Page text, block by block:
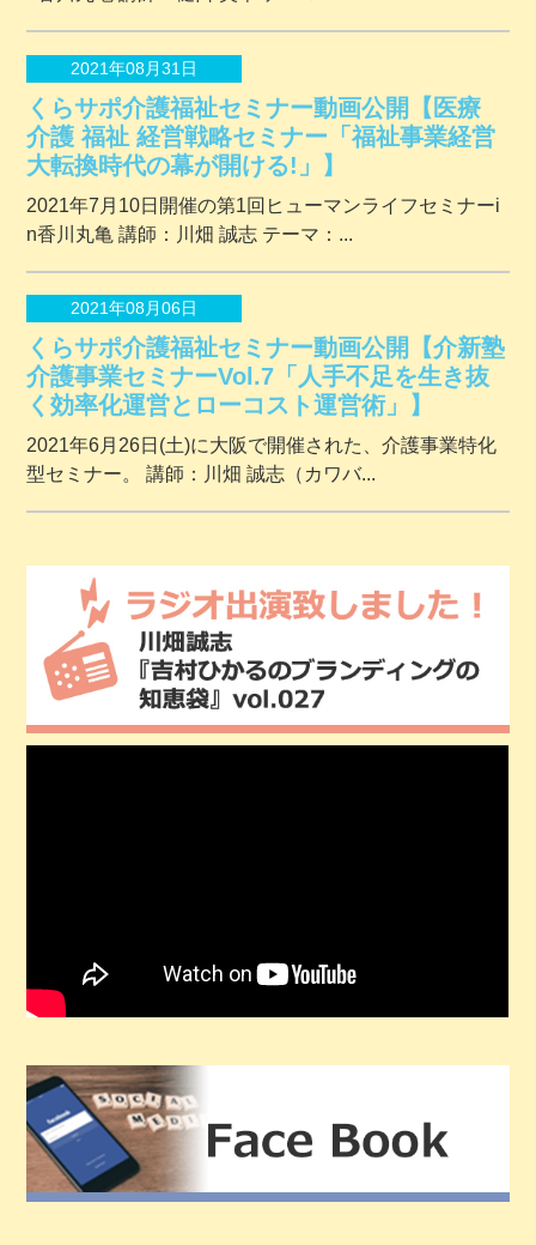
2021年08月31日
くらサポ介護福祉セミナー動画公開【医療
介護 福祉 経営戦略セミナー「福祉事業経営
大転換時代の幕が開ける!」】
2021年7月10日開催の第1回ヒューマンライフセミナーi
n香川丸亀 講師：川畑 誠志 テーマ：...
2021年08月06日
くらサポ介護福祉セミナー動画公開【介新塾
介護事業セミナーVol.7「人手不足を生き抜
く効率化運営とローコスト運営術」】
2021年6月26日(土)に大阪で開催された、介護事業特化
型セミナー。 講師：川畑 誠志（カワバ...